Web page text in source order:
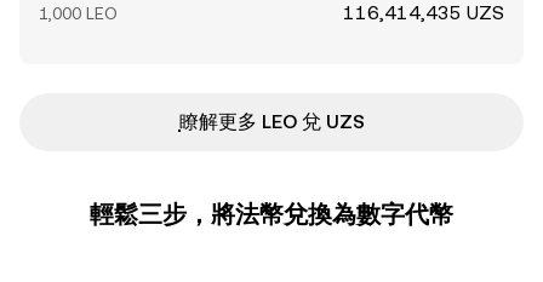
1,000 LEO 116,414,435 UZS
ִִִִִִִִִִִִִִִִִִִִִִִִִִִִִִִִִִִִִִִִִִִִִִִ瞭解更多 LEO 兌 UZS
輕鬆三步，將法幣兌換為數字代幣